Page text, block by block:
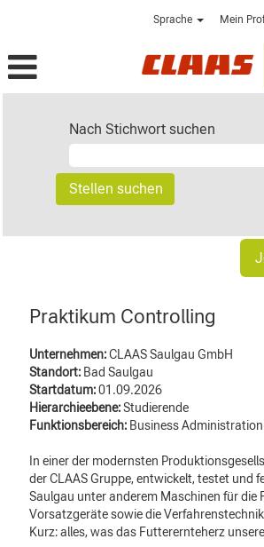
Sprache Mein
Nach Stichwort suchen
Praktikum Controlling
Unternehmen:CLAAS Saulgau GmbH
Standort: Bad Saulgau
Startdatum:01.09.2026
Hierarchieebene:Studierende
Funktionsbereich: Business Administration
In einer der modernsten
der CLAAS Gruppe, entwickelt, testet und
Saulgau unter anderem Maschinen für die
Vorsatzgeräte sowie die
Kurz: alles, was das Futterernteherz